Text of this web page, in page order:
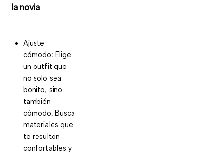
la novia
Ajuste
cómodo: Elige
un outfit que
no solo sea
bonito, sino
también
cómodo. Busca
materiales que
te resulten
confortables y